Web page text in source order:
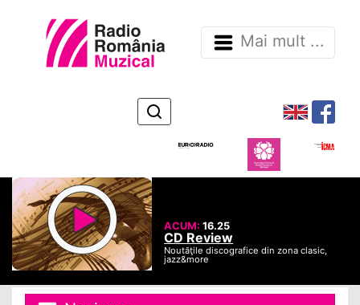
Mai mult ...
ACUM:16.25
CD Review
Noutăţile discografice din zona clasic,
jazz&more